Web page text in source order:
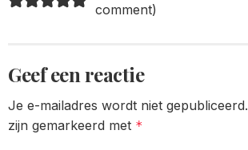
comment)
Geef een reactie
Je e-mailadres wordt niet gepubliceerd.
zijn gemarkeerd met *